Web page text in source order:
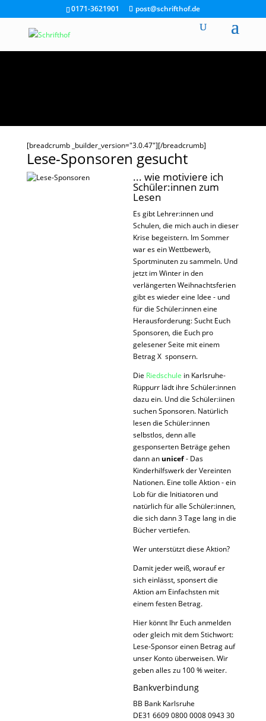
0171-3621901 post@schrifthof.de
[breadcrumb _builder_version="3.0.47"][/breadcrumb]
Lese-Sponsoren gesucht
... wie motiviere ich
Schüler:innen zum
Lesen
Es gibt Lehrer:innen und
Schulen, die mich auch in dieser
Krise begeistern. Im Sommer
war es ein Wettbewerb,
Sportminuten zu sammeln. Und
jetzt im Winter in den
verlängerten Weihnachtsferien
gibt es wieder eine Idee - und
für die Schüler:innen eine
Herausforderung: Sucht Euch
Sponsoren, die Euch pro
gelesener Seite mit einem
Betrag X sponsern.
Die Riedschule in Karlsruhe-
Rüppurr lädt ihre Schüler:innen
dazu ein. Und die Schüler:iinen
suchen Sponsoren. Natürlich
lesen die Schüler:innen
selbstlos, denn alle
gesponserten Beträge gehen
dann anunicef- Das
Kinderhilfswerk der Vereinten
Nationen. Eine tolle Aktion - ein
Lob für die Initiatoren und
natürlich für alle Schüler:innen,
die sich dann 3 Tage lang in die
Bücher vertiefen.
Wer unterstützt diese Aktion?
Damit jeder weiß, worauf er
sich einlässt, sponsert die
Aktion am Einfachsten mit
einem festen Betrag.
Hier könnt Ihr Euch anmelden
oder gleich mit dem Stichwort:
Lese-Sponsor einen Betrag auf
unser Konto überweisen. Wir
geben alles zu 100 % weiter.
Bankverbindung
BB Bank Karlsruhe
DE31 6609 0800 0008 0943 30